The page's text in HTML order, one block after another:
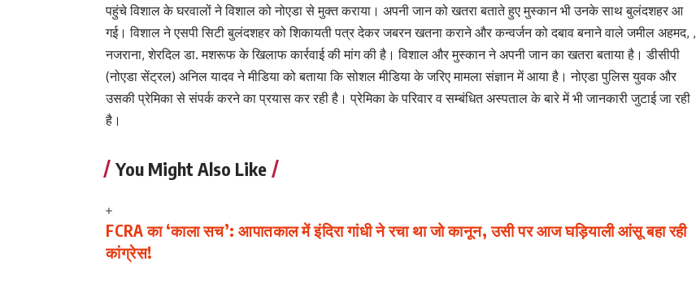
पहुंचे विशाल के घरवालों ने विशाल को नोएडा से मुक्त कराया। अपनी जान को खतरा बताते हुए मुस्कान भी उनके साथ बुलंदशहर आ
गई। विशाल ने एसपी सिटी बुलंदशहर को शिकायती पत्र देकर जबरन खतना कराने और कन्वर्जन को दबाव बनाने वाले जमील अहमद, ,
नजराना, शेरदिल डा. मशरूफ के खिलाफ कार्रवाई की मांग की है। विशाल और मुस्कान ने अपनी जान का खतरा बताया है। डीसीपी
(नोएडा सेंट्रल) अनिल यादव ने मीडिया को बताया कि सोशल मीडिया के जरिए मामला संज्ञान में आया है। नोएडा पुलिस युवक और
उसकी प्रेमिका से संपर्क करने का प्रयास कर रही है। प्रेमिका के परिवार व सम्बंधित अस्पताल के बारे में भी जानकारी जुटाई जा रही
है।
You Might Also Like
​FCRA का ‘काला सच’: आपातकाल में इंदिरा गांधी ने रचा था जो कानून, उसी पर आज घड़ियाली आंसू बहा रही
कांग्रेस!